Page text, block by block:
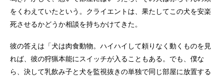
をくわえていたという。クライエントは、果たしてこの犬を安楽
死させるかどうか相談を持ちかけてきた。
彼の答えは「犬は肉食動物。ハイハイして頼りなく動くものを見
れば、彼の狩猟本能にスイッチが入ることもある。でも、僕な
ら、決して乳飲み子と犬を監視抜きの単独で同じ部屋に放置する